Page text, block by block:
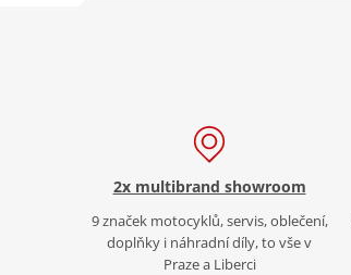
2x multibrand showroom
9 značek motocyklů, servis, oblečení,
doplňky i náhradní díly, to vše v
Praze a Liberci